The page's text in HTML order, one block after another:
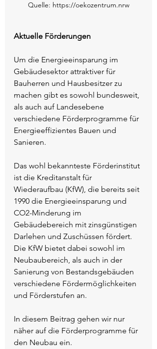
Quelle: https://oekozentrum.nrw
Aktuelle Förderungen
Um die Energieeinsparung im
Gebäudesektor attraktiver für
Bauherren und Hausbesitzer zu
machen gibt es sowohl bundesweit,
als auch auf Landesebene
verschiedene Förderprogramme für
Energieeffizientes Bauen und
Sanieren.
Das wohl bekannteste Förderinstitut
ist die Kreditanstalt für
Wiederaufbau (KfW), die bereits seit
1990 die Energieeinsparung und
CO2-Minderung im
Gebäudebereich mit zinsgünstigen
Darlehen und Zuschüssen fördert.
Die KfW bietet dabei sowohl im
Neubaubereich, als auch in der
Sanierung von Bestandsgebäuden
verschiedene Fördermöglichkeiten
und Förderstufen an.
In diesem Beitrag gehen wir nur
näher auf die Förderprogramme für
den Neubau ein.